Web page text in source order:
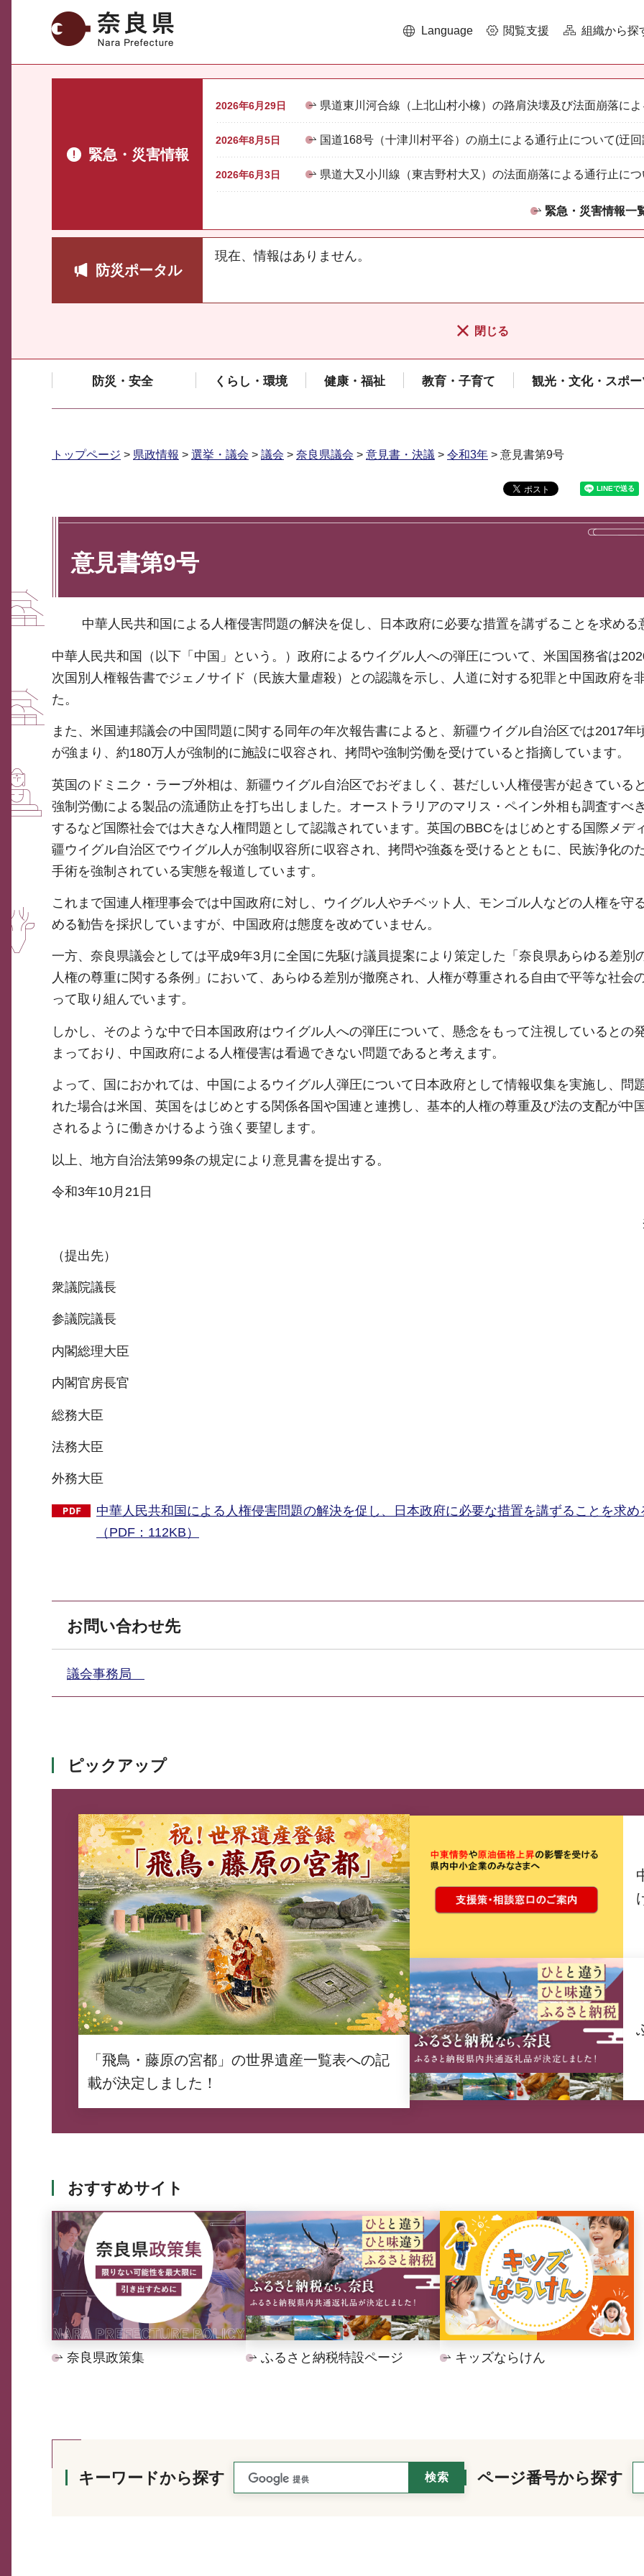
奈良県 Language 閲覧支援 組織から探
緊急・災害情報
2026年6月29日 県道東川河合線（上北山村小橡）の路肩決壊及び法面崩落に
2026年8月5日 国道168号（十津川村平谷）の崩土による通行止について(迂
2026年6月3日 県道大又小川線（東吉野村大又）の法面崩落による通行止に
緊急・災害情報一
防災ポータル
現在、情報はありません。
閉じる
防災・安全 くらし・環境 健康・福祉 教育・子育て 観光・文化・スポー
トップページ > 県政情報 > 選挙・議会 > 議会 > 奈良県議会 > 意見書・決議 > 令和3年 > 意見書第9号
意見書第9号
中華人民共和国による人権侵害問題の解決を促し、日本政府に必要な措置を講ずることを求める
中華人民共和国（以下「中国」という。）政府によるウイグル人への弾圧について、米国国務省は
次国別人権報告書でジェノサイド（民族大量虐殺）との認識を示し、人道に対する犯罪と中国政府を
た。
また、米国連邦議会の中国問題に関する同年の年次報告書によると、新疆ウイグル自治区では2017年
が強まり、約180万人が強制的に施設に収容され、拷問や強制労働を受けていると指摘しています。
英国のドミニク・ラーブ外相は、新疆ウイグル自治区でおぞましく、甚だしい人権侵害が起きている
強制労働による製品の流通防止を打ち出しました。オーストラリアのマリス・ペイン外相も調査すべ
するなど国際社会では大きな人権問題として認識されています。英国のBBCをはじめとする国際メデ
疆ウイグル自治区でウイグル人が強制収容所に収容され、拷問や強姦を受けるとともに、民族浄化の
手術を強制されている実態を報道しています。
これまで国連人権理事会では中国政府に対し、ウイグル人やチベット人、モンゴル人などの人権を守
める勧告を採択していますが、中国政府は態度を改めていません。
一方、奈良県議会としては平成9年3月に全国に先駆け議員提案により策定した「奈良県あらゆる差別
人権の尊重に関する条例」において、あらゆる差別が撤廃され、人権が尊重される自由で平等な社会
って取り組んでいます。
しかし、そのような中で日本国政府はウイグル人への弾圧について、懸念をもって注視しているとの
まっており、中国政府による人権侵害は看過できない問題であると考えます。
よって、国におかれては、中国によるウイグル人弾圧について日本政府として情報収集を実施し、問
れた場合は米国、英国をはじめとする関係各国や国連と連携し、基本的人権の尊重及び法の支配が中
されるように働きかけるよう強く要望します。
以上、地方自治法第99条の規定により意見書を提出する。
令和3年10月21日
（提出先）
衆議院議長
参議院議長
内閣総理大臣
内閣官房長官
総務大臣
法務大臣
外務大臣
中華人民共和国による人権侵害問題の解決を促し、日本政府に必要な措置を講ずることを求め
（PDF：112KB）
お問い合わせ先
議会事務局
ピックアップ
「飛鳥・藤原の宮都」の世界遺産一覧表への記
載が決定しました！
おすすめサイト
奈良県政策集 ふるさと納税特設ページ キッズならけん
キーワードから探す ページ番号から探す